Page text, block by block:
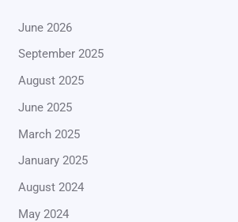
June 2026
September 2025
August 2025
June 2025
March 2025
January 2025
August 2024
May 2024